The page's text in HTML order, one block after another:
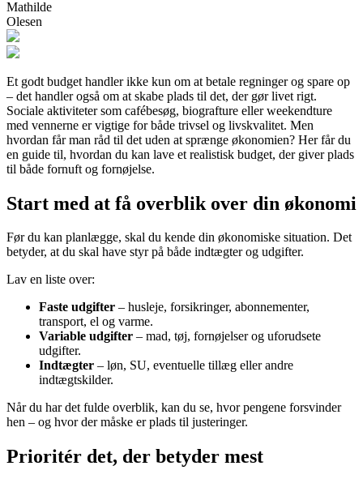
Mathilde
Olesen
Et godt budget handler ikke kun om at betale regninger og spare op
– det handler også om at skabe plads til det, der gør livet rigt.
Sociale aktiviteter som cafébesøg, biografture eller weekendture
med vennerne er vigtige for både trivsel og livskvalitet. Men
hvordan får man råd til det uden at sprænge økonomien? Her får du
en guide til, hvordan du kan lave et realistisk budget, der giver plads
til både fornuft og fornøjelse.
Start med at få overblik over din økonomi
Før du kan planlægge, skal du kende din økonomiske situation. Det
betyder, at du skal have styr på både indtægter og udgifter.
Lav en liste over:
Faste udgifter – husleje, forsikringer, abonnementer,
transport, el og varme.
Variable udgifter – mad, tøj, fornøjelser og uforudsete
udgifter.
Indtægter – løn, SU, eventuelle tillæg eller andre
indtægtskilder.
Når du har det fulde overblik, kan du se, hvor pengene forsvinder
hen – og hvor der måske er plads til justeringer.
Prioritér det, der betyder mest